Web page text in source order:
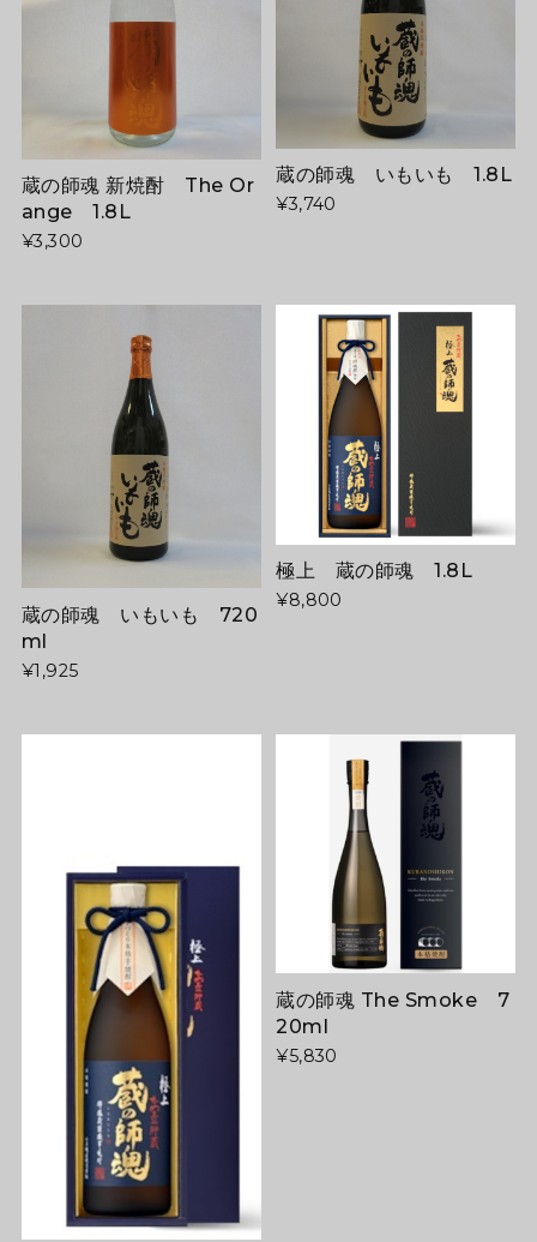
蔵の師魂 新焼酎 The Or
ange 1.8L
¥3,300
蔵の師魂 いもいも 1.8L
¥3,740
蔵の師魂 いもいも 720
ml
¥1,925
極上 蔵の師魂 1.8L
¥8,800
蔵の師魂 The Smoke 7
20ml
¥5,830